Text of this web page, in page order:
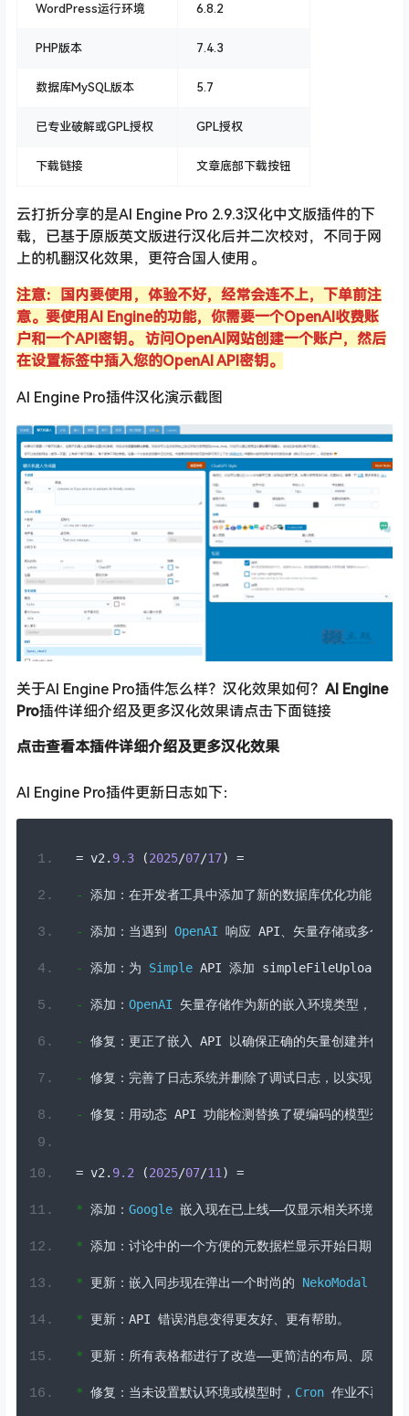
WordPress运行环境 6.8.2
PHP版本 7.4.3
数据库MySQL版本 5.7
已专业破解或GPL授权 GPL授权
下载链接 文章底部下载按钮
云打折分享的是AI Engine Pro 2.9.3汉化中文版插件的下
载，已基于原版英文版进行汉化后并二次校对，不同于网
上的机翻汉化效果，更符合国人使用。
注意：国内要使用，体验不好，经常会连不上，下单前注
意。要使用AI Engine的功能，你需要一个OpenAI收费账
户和一个API密钥。 访问OpenAI网站创建一个账户，然后
在设置标签中插入您的OpenAI API密钥。
AI Engine Pro插件汉化演示截图
关于AI Engine Pro插件怎么样？汉化效果如何？ AI Engine
Pro插件详细介绍及更多汉化效果请点击下面链接
点击查看本插件详细介绍及更多汉化效果
AI Engine Pro插件更新日志如下：
= v2 . 9.3 (2025/07/17) =
- 添加：在开发者工具中添加了新的数据库优化功能，通
- 添加：当遇到 OpenAI 响应 API 、矢量存储或多个功
- 添加：为 Simple API 添加 simpleFileUpload
- 添加： OpenAI 矢量存储作为新的嵌入环境类型，以便与
- 修复：更正了嵌入 API 以确保正确的矢量创建并修复
- 修复：完善了日志系统并删除了调试日志，以实现更清
- 修复：用动态 API 功能检测替换了硬编码的模型列表。
= v2 . 9.2 (2025/07/11 ) =
* 添加： Google 嵌入现在已上线——仅显示相关环境，并
* 添加：讨论中的一个方便的元数据栏显示开始日期、上
* 更新：嵌入同步现在弹出一个时尚的 NekoModal
* 更新： API 错误消息变得更友好、更有帮助。
* 更新：所有表格都进行了改造——更简洁的布局、原始模
* 修复：当未设置默认环境或模型时， Cron 作业不再崩